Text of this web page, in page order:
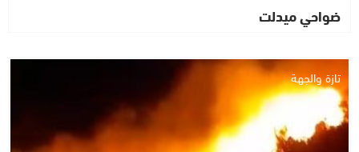
ضواحي ميدلت
تازة والجهة